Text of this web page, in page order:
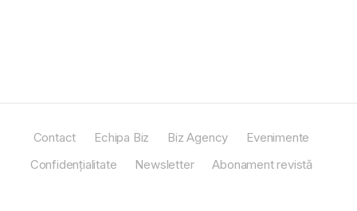
Contact Echipa Biz Biz Agency
Evenimente
Confidențialitate
Newsletter Abonament revistă